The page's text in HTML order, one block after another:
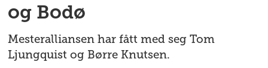
og Bodø
Mesteralliansen har fått med seg Tom
Ljungquist og Børre Knutsen.